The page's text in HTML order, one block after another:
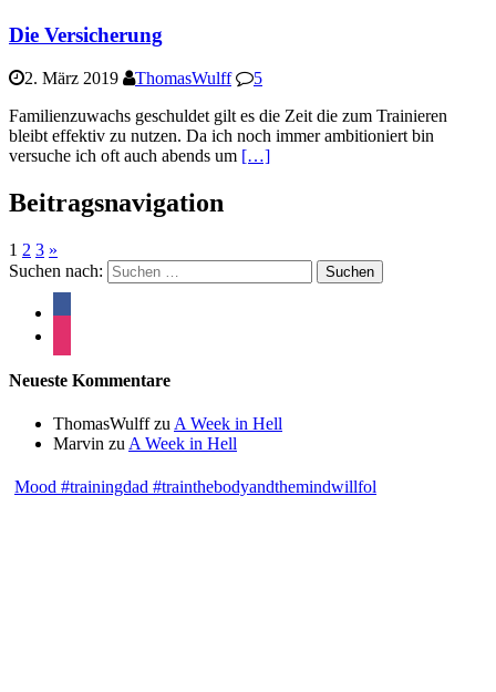
Die Versicherung
2. März 2019 ThomasWulff
5
Familienzuwachs geschuldet gilt es die Zeit die zum Trainieren
bleibt effektiv zu nutzen. Da ich noch immer ambitioniert bin
versuche ich oft auch abends um […]
Beitragsnavigation
1 2 3 »
Suchen nach:
Neueste Kommentare
ThomasWulffzu A Week in Hell
Marvin zu A Week in Hell
Mood #trainingdad #trainthebodyandthemindwillfol